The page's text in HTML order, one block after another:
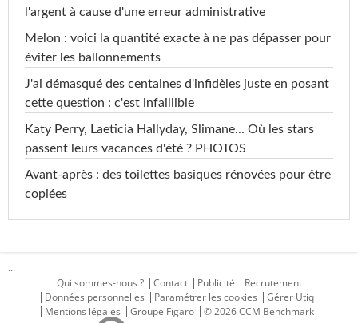
l'argent à cause d'une erreur administrative
Melon : voici la quantité exacte à ne pas dépasser pour
éviter les ballonnements
J'ai démasqué des centaines d'infidèles juste en posant
cette question : c'est infaillible
Katy Perry, Laeticia Hallyday, Slimane... Où les stars
passent leurs vacances d'été ? PHOTOS
Avant-après : des toilettes basiques rénovées pour être
copiées
...
Qui sommes-nous ?
Contact Publicité
Recrutement
Données personnelles
Paramétrer les cookies
Gérer Utiq
Mentions légales
Groupe Figaro © 2026 CCM Benchmark